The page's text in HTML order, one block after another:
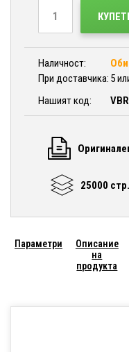
Наличност:
При доставчика: 5
Нашият код:
25000 стр.
Параметри
Описание
на
продукта